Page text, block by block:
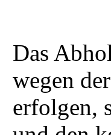
Das
wegen
erfolgen,